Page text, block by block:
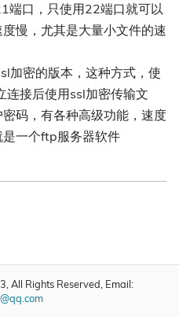
端口，只使用22端口就可以
慢，尤其是大量小文件的速
加密的版本，这种方式，使
连接后使用ssl加密传输文
码，有各种高级功能，速度
一个ftp服务器软件
All Rights Reserved, Email: